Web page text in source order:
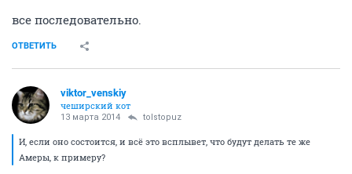
все последовательно.
ОТВЕТИТЬ
viktor_venskiy
чеширский кот
13 марта 2014 tolstopuz
И, если оно состоится, и всё это всплывет, что будут делать те же
Амеры, к примеру?